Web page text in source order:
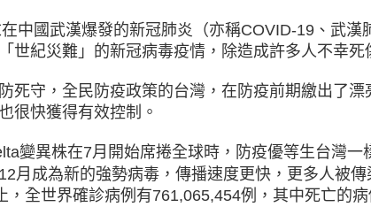
中國武漢爆發的新冠肺炎（亦稱COVID-19、武漢
世紀災難」的新冠病毒疫情，除造成許多人不幸死
死守，全民防疫政策的台灣，在防疫前期繳出了
很快獲得有效控制。
變異株在7月開始席捲全球時，防疫優等生台灣
月成為新的強勢病毒，傳播速度更快，更多人被
，全世界確診病例有761,065,454例，其中死亡的